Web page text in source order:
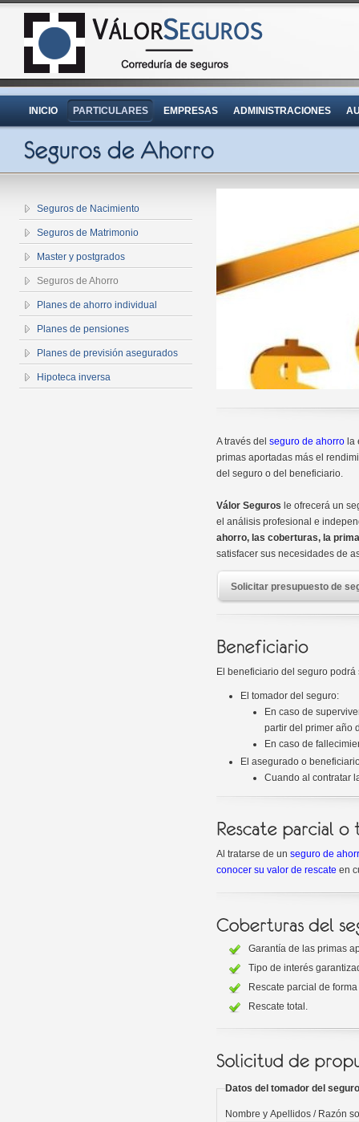
INICIO PARTICULARES EMPRESAS ADMINISTRACIONES
A través del seguro de ahorro la
primas aportadas más el
del seguro o del beneficiario.
Válor Seguros le ofrecerá un
el análisis profesional e
ahorro, las coberturas, la
satisfacer sus necesidades de
Solicitar presupuesto de
El beneficiario del seguro
El tomador del seguro:
En caso de
partir del primer año
En caso de
El asegurado o
Cuando al contratar
Al tratarse de un seguro de
conocer su valor de rescate en
Garantía de las primas
Tipo de interés
Rescate parcial de
Rescate total.
Datos del tomador del seguro
Nombre y Apellidos / Razón
Seguros de Nacimiento
Seguros de Matrimonio
Master y postgrados
Seguros de Ahorro
Planes de ahorro individual
Planes de pensiones
Planes de previsión asegurados
Hipoteca inversa